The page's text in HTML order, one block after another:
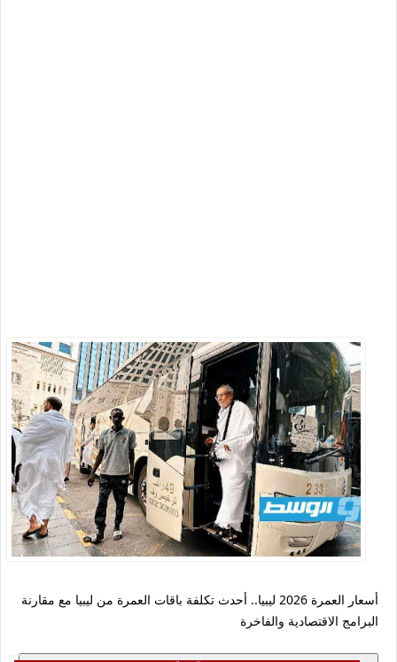
أسعار العمرة 2026 ليبيا.. أحدث تكلفة باقات العمرة من ليبيا مع مقارنة
البرامج الاقتصادية والفاخرة